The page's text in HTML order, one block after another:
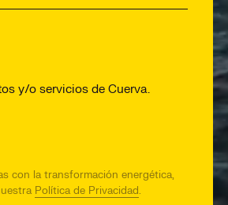
y/o servicios de Cuerva.
con la transformación energética,
Política de Privacidad.